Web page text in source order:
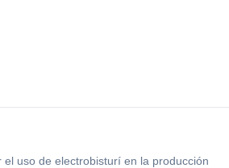
uso de electrobisturí en la producción